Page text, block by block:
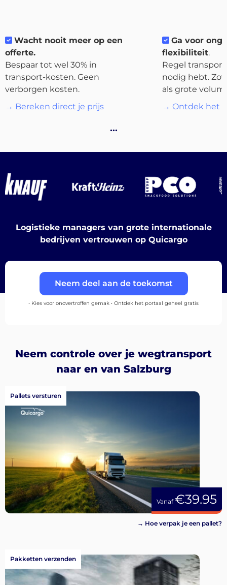
platform
Bestemmingen
Ontdek
Nederlands
Inloggen
Aanmelden
Wacht nooit meer op een
offerte.
Bespaar tot wel 30% in
transport-kosten. Geen
verborgen kosten.
→ Bereken direct je prijs
Ga voor
flexibiliteit.
Regel
nodig hebt.
als grote
→ Ontdek het
…
Logistieke managers van grote internationale
bedrijven vertrouwen op Quicargo
Neem deel aan de toekomst
• Kies voor onovertroffen gemak • Ontdek het portaal geheel gratis
Neem controle over je wegtransport
naar en van Salzburg
Vanaf€39.95
Pallets versturen
→ Hoe verpak je een pallet?
Pakketten verzenden